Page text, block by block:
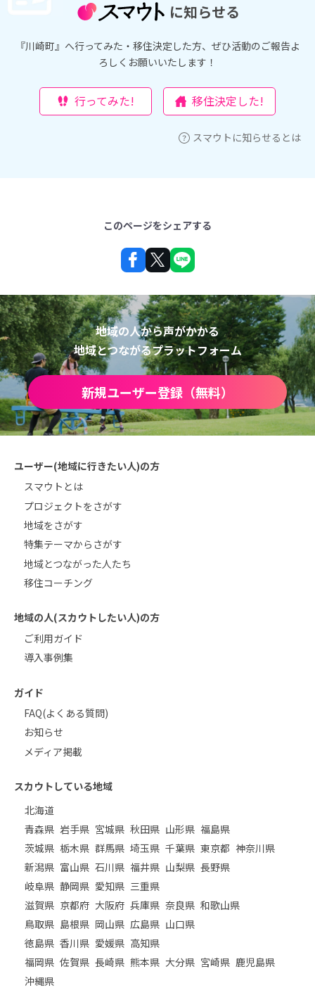
に知らせる
『川崎町』へ行ってみた・移住決定した方、ぜひ活動のご報告よ
ろしくお願いいたします！
行ってみた! 移住決定した!
スマウトに知らせるとは
このページをシェアする
地域の人から声がかかる
地域とつながるプラットフォーム
新規ユーザー登録（無料）
ユーザー(地域に行きたい人)の方
スマウトとは
プロジェクトをさがす
地域をさがす
特集テーマからさがす
地域とつながった人たち
移住コーチング
地域の人(スカウトしたい人)の方
ご利用ガイド
導入事例集
ガイド
FAQ(よくある質問)
お知らせ
メディア掲載
スカウトしている地域
北海道
青森県 岩手県 宮城県 秋田県 山形県 福島県
茨城県 栃木県 群馬県 埼玉県 千葉県 東京都 神奈川県
新潟県 富山県 石川県 福井県 山梨県 長野県
岐阜県 静岡県 愛知県 三重県
滋賀県 京都府 大阪府 兵庫県 奈良県 和歌山県
鳥取県 島根県 岡山県 広島県 山口県
徳島県 香川県 愛媛県 高知県
福岡県 佐賀県 長崎県 熊本県 大分県 宮崎県 鹿児島県
沖縄県